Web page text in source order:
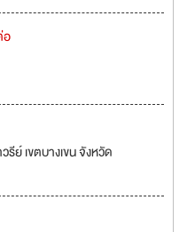
อ
ย์ เขตบางเขน จังหวัด